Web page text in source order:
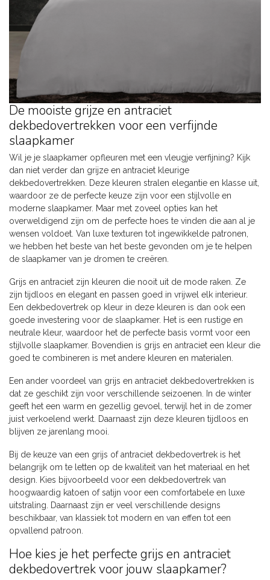
De mooiste grijze en antraciet
dekbedovertrekken voor een verfijnde
slaapkamer
Wil je je slaapkamer opfleuren met een vleugje verfijning? Kijk
dan niet verder dan grijze en antraciet kleurige
dekbedovertrekken. Deze kleuren stralen elegantie en klasse uit,
waardoor ze de perfecte keuze zijn voor een stijlvolle en
moderne slaapkamer. Maar met zoveel opties kan het
overweldigend zijn om de perfecte hoes te vinden die aan al je
wensen voldoet. Van luxe texturen tot ingewikkelde patronen,
we hebben het beste van het beste gevonden om je te helpen
de slaapkamer van je dromen te creëren.
Grijs en antraciet zijn kleuren die nooit uit de mode raken. Ze
zijn tijdloos en elegant en passen goed in vrijwel elk interieur.
Een dekbedovertrek op kleur in deze kleuren is dan ook een
goede investering voor de slaapkamer. Het is een rustige en
neutrale kleur, waardoor het de perfecte basis vormt voor een
stijlvolle slaapkamer. Bovendien is grijs en antraciet een kleur die
goed te combineren is met andere kleuren en materialen.
Een ander voordeel van grijs en antraciet dekbedovertrekken is
dat ze geschikt zijn voor verschillende seizoenen. In de winter
geeft het een warm en gezellig gevoel, terwijl het in de zomer
juist verkoelend werkt. Daarnaast zijn deze kleuren tijdloos en
blijven ze jarenlang mooi.
Bij de keuze van een grijs of antraciet dekbedovertrek is het
belangrijk om te letten op de kwaliteit van het materiaal en het
design. Kies bijvoorbeeld voor een dekbedovertrek van
hoogwaardig katoen of satijn voor een comfortabele en luxe
uitstraling. Daarnaast zijn er veel verschillende designs
beschikbaar, van klassiek tot modern en van effen tot een
opvallend patroon.
Hoe kies je het perfecte grijs en antraciet
dekbedovertrek voor jouw slaapkamer?